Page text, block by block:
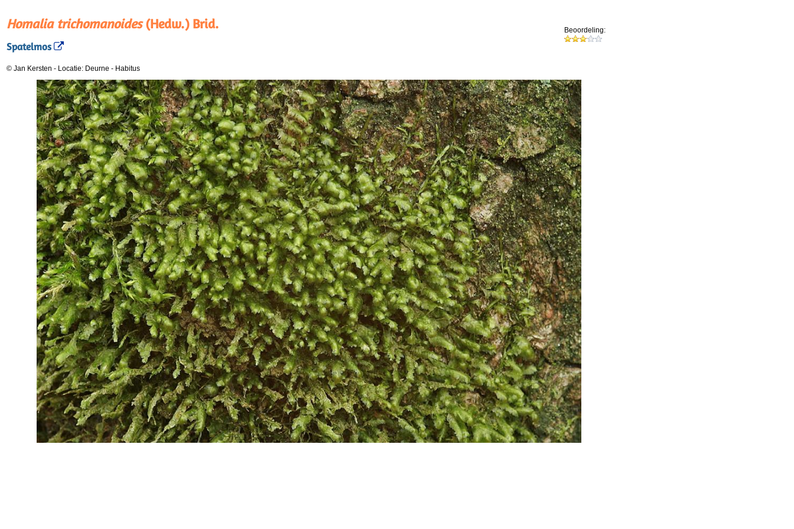
Homalia trichomanoides(Hedw.) Brid.
Spatelmos
Beoordeling:
© Jan Kersten - Locatie: Deurne - Habitus